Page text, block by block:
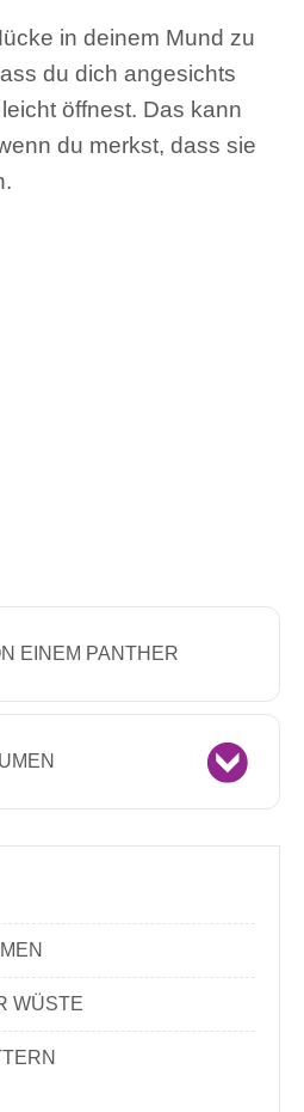
in deinem Mund zu
du dich angesichts
öffnest. Das kann
du merkst, dass sie
EINEM PANTHER
WÜSTE